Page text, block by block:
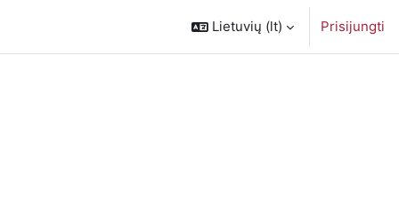
Lietuvių ‎(lt)‎ Prisijungti